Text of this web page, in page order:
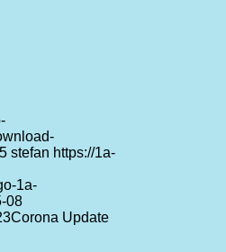
stefan https://1a-
1a-
08
Corona Update